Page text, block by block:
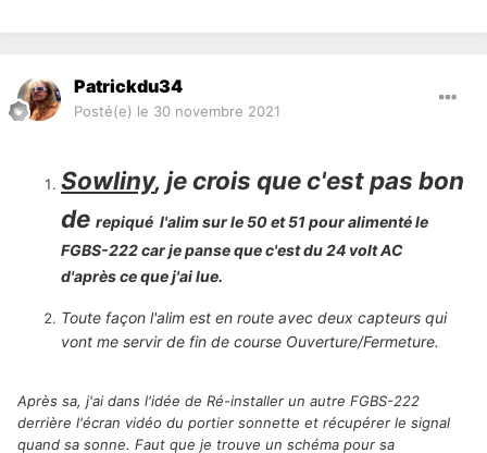
Patrickdu34
Posté(e) le 30 novembre 2021
Sowliny, je crois que c'est pas bon
de repiqué l'alim sur le 50 et 51 pour alimenté le
FGBS-222 car je panse que c'est du 24 volt AC
d'après ce que j'ai lue.
Toute façon l'alim est en route avec deux capteurs qui
vont me servir de fin de course Ouverture/Fermeture.
Après sa, j'ai dans l'idée de Ré-installer un autre FGBS-222
derrière l'écran vidéo du portier sonnette et récupérer le signal
quand sa sonne. Faut que je trouve un schéma pour sa